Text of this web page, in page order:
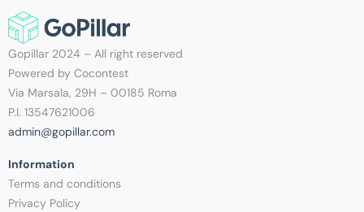
Gopillar 2024 – All right reserved
Powered by Cocontest
Via Marsala, 29H – 00185 Roma
P.I. 13547621006
admin@gopillar.com
Information​
Terms and conditions
Privacy Policy